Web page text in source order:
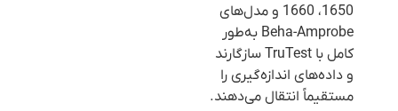
1650، 1660 و مدل‌های
Beha-Amprobe به‌طور
کامل با TruTest سازگارند
و داده‌های اندازه‌گیری را
مستقیماً انتقال می‌دهند.